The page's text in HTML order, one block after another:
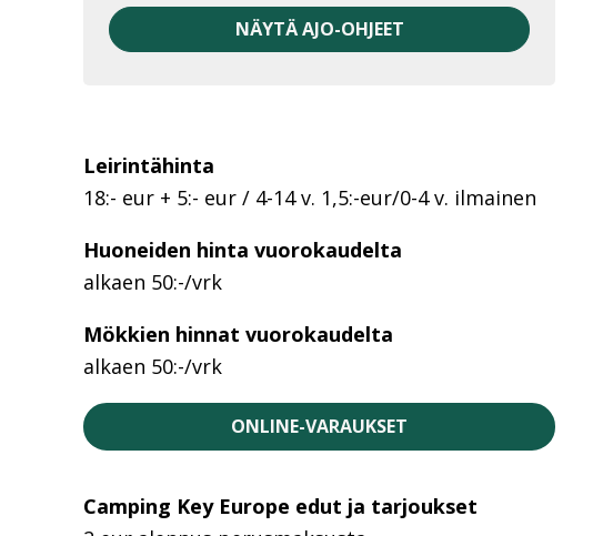
Leirintähinta
18:- eur + 5:- eur / 4-14 v. 1,5:-eur/0-4 v. ilmainen
Huoneiden hinta vuorokaudelta
alkaen 50:-/vrk
Mökkien hinnat vuorokaudelta
alkaen 50:-/vrk
ONLINE-VARAUKSET
Camping Key Europe edut ja tarjoukset